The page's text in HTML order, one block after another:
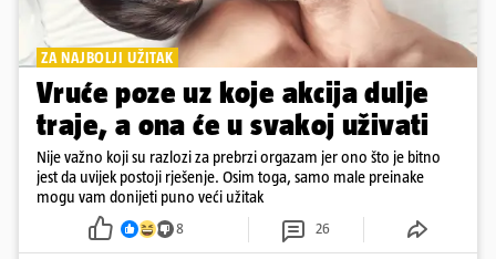
ZA NAJBOLJI UŽITAK
Vruće poze uz koje akcija dulje
traje, a ona će u svakoj uživati
Nije važno koji su razlozi za prebrzi orgazam jer ono što je bitno
jest da uvijek postoji rješenje. Osim toga, samo male preinake
mogu vam donijeti puno veći užitak
8 26